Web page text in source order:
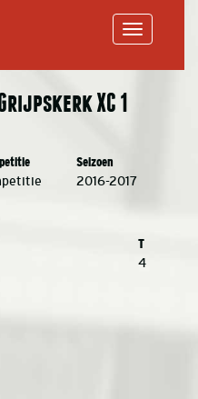
XC 1
Seizoen
2016-2017
T
4